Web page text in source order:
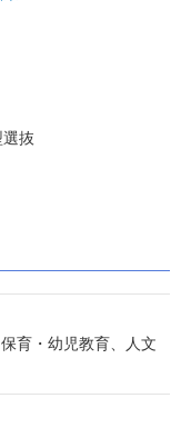
抜
育・幼児教育、人文